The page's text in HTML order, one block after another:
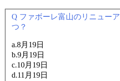
Q ファボーレ富山のリニュー
つ？
a.8月19日
b.9月19日
c.10月19日
d.11月19日